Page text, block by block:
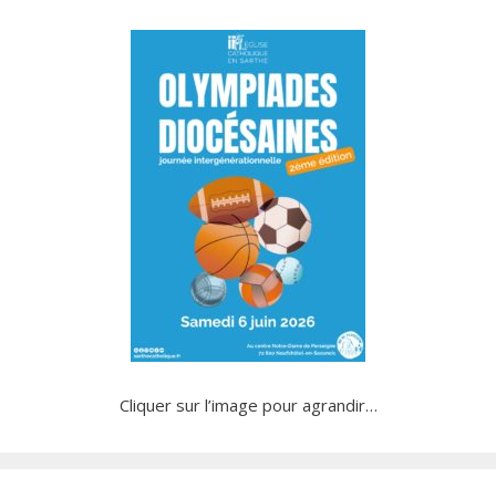
Cliquer sur l’image pour agrandir…